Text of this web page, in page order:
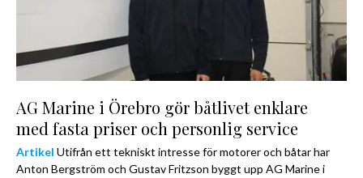
AG Marine i Örebro gör båtlivet enklare
med fasta priser och personlig service
Artikel Utifrån ett tekniskt intresse för motorer och båtar har
Anton Bergström och Gustav Fritzson byggt upp AG Marine i